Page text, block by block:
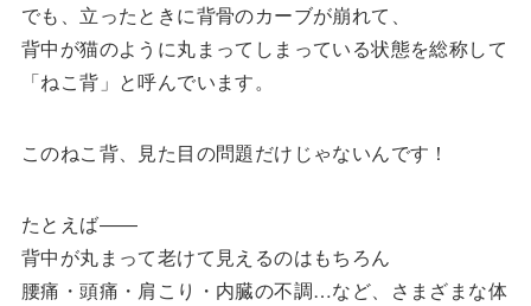
でも、立ったときに背骨のカーブが崩れて、
背中が猫のように丸まってしまっている状態を総称して
「ねこ背」と呼んでいます。
このねこ背、見た目の問題だけじゃないんです！
たとえば――
背中が丸まって老けて見えるのはもちろん
腰痛・頭痛・肩こり・内臓の不調…など、さまざまな体